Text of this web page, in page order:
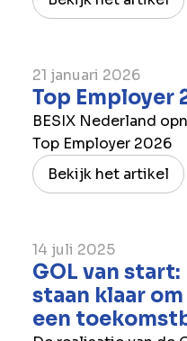
21 januari 2026
Top Employer
BESIX Nederland
Top Employer 2026
Bekijk het artikel
14 juli 2025
GOL van
staan klaar
een